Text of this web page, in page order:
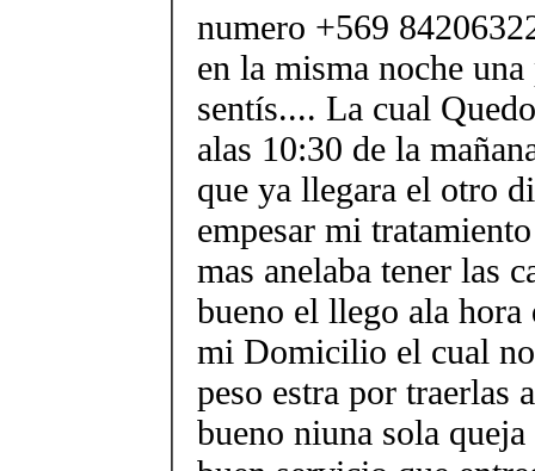
numero +569
en la misma noche
sentís.... La cual
alas 10:30 de la
que ya llegara el otro
empesar mi
mas anelaba tener las
bueno el llego ala
mi Domicilio el cual
peso estra por traerlas
bueno niuna sola